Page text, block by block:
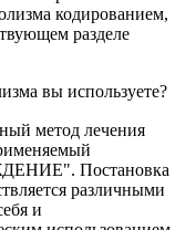
кодированием,
разделе
вы используете?
метод лечения
Постановка
различными
и